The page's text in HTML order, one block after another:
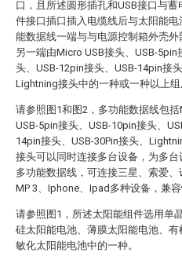
口，且所述圆形插孔和USB接口与蓄
件接口插口插入电缆线后与太阳能
能数据线一端与与电源控制箱外壳外
另一端由Micro USB接头、USB-5pin
头、USB-12pin接头、USB-14pin接头
Lightning接头中的一种或一种以上组
请参照图1和图2，多功能数据线包括
USB-5pin接头、USB-10pin接头、
14pin接头、USB-30Pin接头、
接头可以同时连接多台设备，为多
多功能数据线，可连接三星、索爱、
MP 3、Iphone、Ipad多种设备，兼容
请参照图1，所述太阳能组件选用单
硅太阳能电池、薄膜太阳能电池、
敏化太阳能电池中的一种。